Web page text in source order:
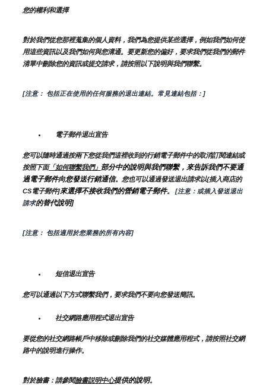
您的權利和選擇
對於我們從您那裡蒐集的個人資料，我們為您提供某些選擇，例如我們如何使
用這些資訊以及我們如何與您溝通。要更新您的偏好，要求我們從我們的郵件
清單中刪除您的資訊或提交請求，請按照以下說明與我們聯繫。
[注意： 包括正在使用的任何服務的退出連結。常見連結包括：]
電子郵件退出宣告
您可以隨時通過按兩下您從我們這裡收到的行銷電子郵件中的取消訂閱連結或
按照下面「如何聯繫我們」 部分中的說明與我們聯繫，來告訴我們不要通
過電子郵件向您發送行銷通信。您也可以通過發送退出請求以{插入商店的
CS電子郵件]來選擇不接收我們的營銷電子郵件。
[注意：或插入發送退出
請求的替代說明]
[注意： 包括適用於您業務的所有內容]
短信退出宣告
您可以通過以下方式聯繫我們，要求我們不要向您發送簡訊。
社交網路應用程式退出宣告
要從您的社交網路帳戶中移除或刪除我們的社交媒體應用程式，請按照社交網
路中的說明進行操作。
對於臉書：請參閱臉書説明中心提供的說明。